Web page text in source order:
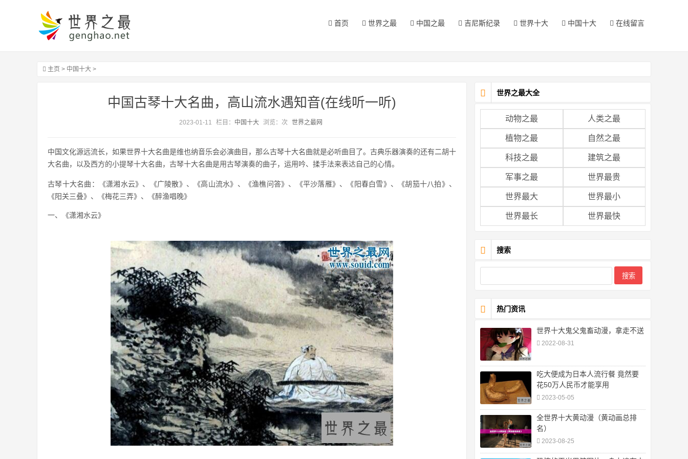
首页 世界之最 中国之最 吉尼斯纪录 世界十大 中国十大 在线留言
主页 > 中国十大 >
中国古琴十大名曲，高山流水遇知音(在线听一听)
2023-01-11 栏目： 中国十大 浏览： 次 世界之最网
中国文化源远流长，如果世界十大名曲是维也纳音乐会必演曲目，那么古琴十大名曲就是必听曲目了。古典乐器演奏的还有二胡十
大名曲，以及西方的小提琴十大名曲，古琴十大名曲是用古琴演奏的曲子，运用吟、揉手法来表达自己的心情。
古琴十大名曲：《潇湘水云》、《广陵散》、《高山流水》、《渔樵问答》、《平沙落雁》、《阳春白雪》、《胡笳十八拍》、
《阳关三叠》、《梅花三弄》、《醉渔唱晚》
一、《潇湘水云》
世界之最大全
动物之最 人类之最
植物之最 自然之最
科技之最 建筑之最
军事之最 世界最贵
世界最大 世界最小
世界最长 世界最快
搜索
热门资讯
世界十大鬼父鬼畜动漫，拿走不送
2022-08-31
吃大便成为日本人流行餐 竟然要
花50万人民币才能享用
2023-05-05
全世界十大黄动漫（黄动画总排
名）
2023-08-25